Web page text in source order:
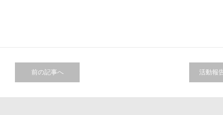
前の記事へ 活動報